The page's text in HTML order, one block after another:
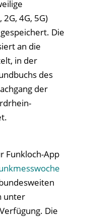
4G, 5G)
Die
an die
in der
des
der
Funkloch-App
unter
Die